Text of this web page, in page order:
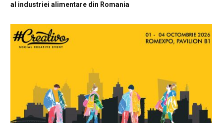
al industriei alimentare din Romania